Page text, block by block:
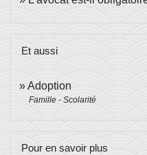
Et aussi
Adoption
Famille - Scolarité
Pour en savoir plus